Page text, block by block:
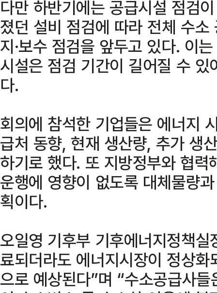
다만 하반기에는 공급시설 점검
졌던 설비 점검에 따라 전체 수
지·보수 점검을 앞두고 있다. 이
시설은 점검 기간이 길어질 수
다.
회의에 참석한 기업들은 에너지
급처 동향, 현재 생산량, 추가 생
하기로 했다. 또 지방정부와 협
운행에 영향이 없도록 대체물량
획이다.
오일영 기후부 기후에너지정책
료되더라도 에너지시장이 정상
으로 예상된다”며 “수소공급사